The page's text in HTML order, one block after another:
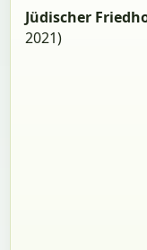
Jüdischer
2021)